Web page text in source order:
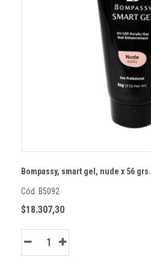
Bompassy, smart gel, nude x 56 grs.
Cód. B5092
$18.307,30